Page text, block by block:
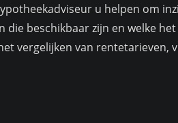
u helpen om
beschikbaar zijn en welke
vergelijken van rentetarieven,